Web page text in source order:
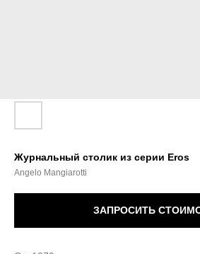
Журнальный столик из серии Eros
Angelo Mangiarotti
ЗАПРОСИТЬ